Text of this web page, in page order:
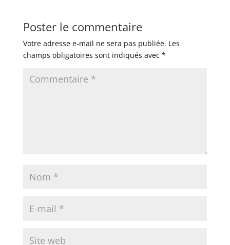
Poster le commentaire
Votre adresse e-mail ne sera pas publiée. Les
champs obligatoires sont indiqués avec *